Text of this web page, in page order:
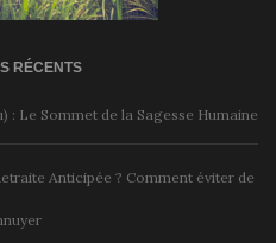
RÉCENTS
Le Sommet de la Sagesse Humaine
Anticipée ? Comment éviter de